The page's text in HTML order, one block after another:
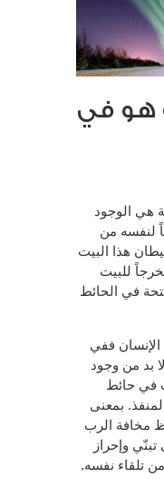
هو في
هي الوجود
لنفسه من
هذا البيت
للبيت
في الحائط
الإنسان ففي
بد من وجود
في حائط
بمعنى
مخافة الرب
وإحراز
تلقاء نفسه.